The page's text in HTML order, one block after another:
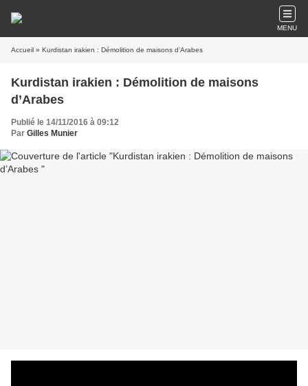
MENU
Accueil » Kurdistan irakien : Démolition de maisons d’Arabes
Kurdistan irakien : Démolition de maisons
d’Arabes
Publié le 14/11/2016 à 09:12
Par Gilles Munier